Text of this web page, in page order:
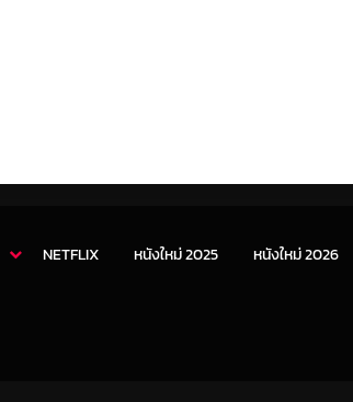
NETFLIX หนังใหม่ 2025 หนังใหม่ 2026